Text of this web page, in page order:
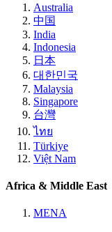
Australia
中国
India
Indonesia
日本
대한민국
Malaysia
Singapore
台灣
ไทย
Türkiye
Việt Nam
Africa & Middle East
MENA